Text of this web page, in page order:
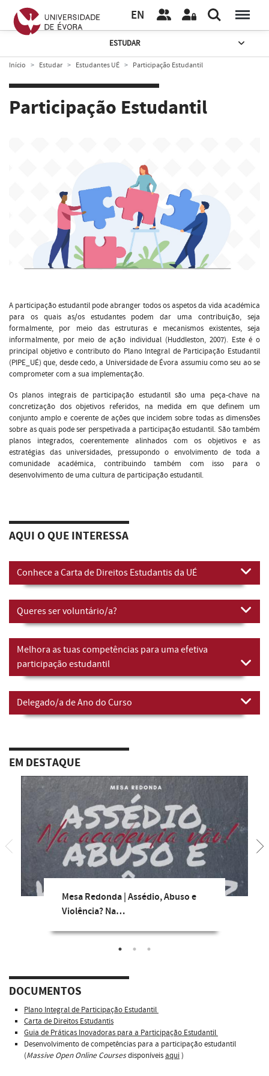
EN
ESTUDAR
Início Estudar Estudantes UÉ Participação Estudantil
Participação Estudantil
A participação estudantil pode abranger todos os aspetos da vida académica
para os quais as/os estudantes podem dar uma contribuição, seja
formalmente, por meio das estruturas e mecanismos existentes, seja
informalmente, por meio de ação individual (Huddleston, 2007). Este é o
principal objetivo e contributo do Plano Integral de Participação Estudantil
(PIPE_UÉ) que, desde cedo, a Universidade de Évora assumiu como seu ao se
comprometer com a sua implementação.
Os planos integrais de participação estudantil são uma peça-chave na
concretização dos objetivos referidos, na medida em que definem um
conjunto amplo e coerente de ações que incidem sobre todas as dimensões
sobre as quais pode ser perspetivada a participação estudantil. São também
planos integrados, coerentemente alinhados com os objetivos e as
estratégias das universidades, pressupondo o envolvimento de toda a
comunidade académica, contribuindo também com isso para o
desenvolvimento de uma cultura de participação estudantil.
AQUI O QUE INTERESSA
Conhece a Carta de Direitos Estudantis da UÉ
Queres ser voluntário/a?
Melhora as tuas competências para uma efetiva
participação estudantil
Delegado/a de Ano do Curso
EM DESTAQUE
Mesa Redonda | Assédio, Abuso e
Violência? Na…
DOCUMENTOS
Plano Integral de Participação Estudantil
Carta de Direitos Estudantis
Guia de Práticas Inovadoras para a Participação Estudantil
Desenvolvimento de competências para a participação estudantil
(Massive Open Online Coursesdisponíveisaqui)